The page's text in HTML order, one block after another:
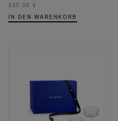
325,00 €
IN DEN WARENKORB